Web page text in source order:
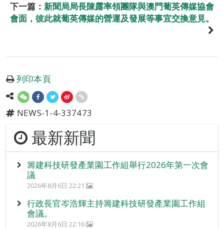
下一篇： 新聞局局長陳露率領團隊與澳門葡英傳媒協會
會面，彼此就葡英傳媒的營運及發展等事宜交換意見。
列印本頁
NEWS-1-4-337473
最新新聞
籌建科技研發產業園工作組舉行2026年第一次會
議
2026年8月6日 22:21
行政長官岑浩輝主持籌建科技研發產業園工作組
會議。
2026年8月6日 22:16